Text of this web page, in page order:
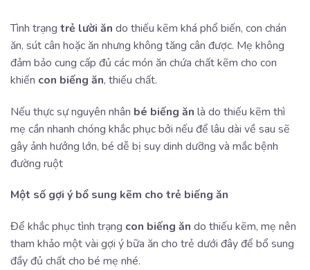
Tình trạng trẻ lười ăn do thiếu kẽm khá phổ biến, con chán
ăn, sút cân hoặc ăn nhưng không tăng cân được. Mẹ không
đảm bảo cung cấp đủ các món ăn chứa chất kẽm cho con
khiến con biếng ăn, thiếu chất.
Nếu thực sự nguyên nhân bé biếng ăn là do thiếu kẽm thì
mẹ cần nhanh chóng khắc phục bởi nếu để lâu dài về sau sẽ
gây ảnh hưởng lớn, bé dễ bị suy dinh dưỡng và mắc bệnh
đường ruột
Một số gợi ý bổ sung kẽm cho trẻ biếng ăn
Để khắc phục tình trạng con biếng ăn do thiếu kẽm, mẹ nên
tham khảo một vài gợi ý bữa ăn cho trẻ dưới đây để bổ sung
đầy đủ chất cho bé mẹ nhé.